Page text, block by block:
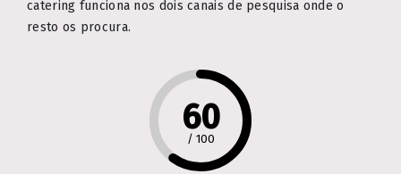
catering funciona nos dois canais de pesquisa onde o
resto os procura.
60
/ 100